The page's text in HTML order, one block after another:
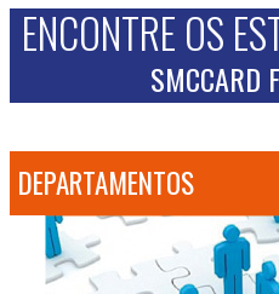
ENCONTRE OS
SMCCARD
DEPARTAMENTOS